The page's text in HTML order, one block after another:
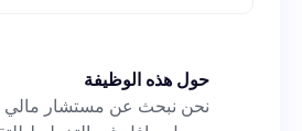
من تقنيات الذكاء
حول هذه الوظيفة
نحن نبحث عن مستشار مالي